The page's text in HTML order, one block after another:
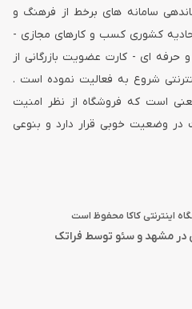
سامانه های برخط از فرهنگ و
کشوری کسب و کارهای مجازی -
حرفه ای - کارت عضویت بازرگانی از
شروع به فعالیت نموده است .
است که فروشگاه از نظر امنیت
وضعیت خوبی قرار دارد و بنوعی
اینترنتی کاکا محفوظ است
در مشهد و سئو توسط فراتک